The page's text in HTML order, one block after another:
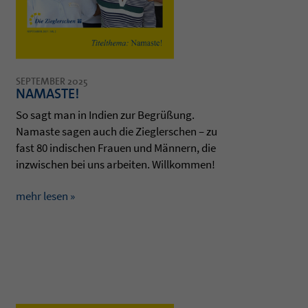
SEPTEMBER 2025
NAMASTE!
So sagt man in Indien zur Begrüßung.
Namaste sagen auch die Zieg­ler­schen – zu
fast 80 indi­schen Frauen und Männern, die
inzwi­schen bei uns arbei­ten. Will­kom­men!
mehr lesen »